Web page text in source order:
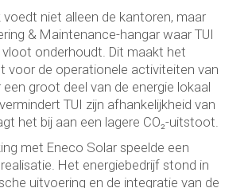
niet alleen de kantoren, maar
& Maintenance-hangar waar TUI
vloot onderhoudt. Dit maakt het
voor de operationele activiteiten van
een groot deel van de energie lokaal
TUI zijn afhankelijkheid van
het bij aan een lagere CO₂-uitstoot.
met Eneco Solar speelde een
Het energiebedrijf stond in
uitvoering en de integratie van de